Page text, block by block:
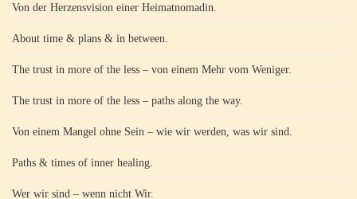
Von der Herzensvision einer Heimatnomadin.
About time & plans & in between.
The trust in more of the less – von einem Mehr vom Weniger.
The trust in more of the less – paths along the way.
Von einem Mangel ohne Sein – wie wir werden, was wir sind.
Paths & times of inner healing.
Wer wir sind – wenn nicht Wir.